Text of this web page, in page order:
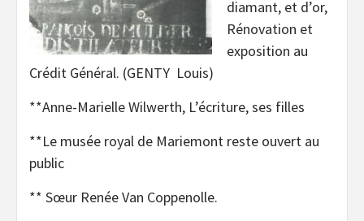
diamant, et d’or,
Rénovation et
exposition au
Crédit Général. (GENTY Louis)
**Anne-Marielle Wilwerth, L’écriture, ses filles
**Le musée royal de Mariemont reste ouvert au
public
** Sœur Renée Van Coppenolle.